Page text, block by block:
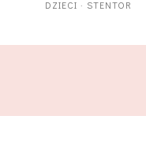
DZIECI · STENTOR